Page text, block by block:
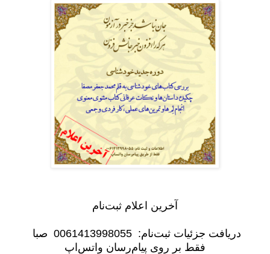
آخرین اعلام ثبت‌نام
دریافت جزئیات ثبت‌نام: 0061413998055 صبا
فقط بر روی پیام‌رسان واتس‌اپ